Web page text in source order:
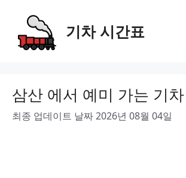
content
기차 시간표
삼산 에서 예미 가는 기
최종 업데이트 날짜 2026년 08월 04일